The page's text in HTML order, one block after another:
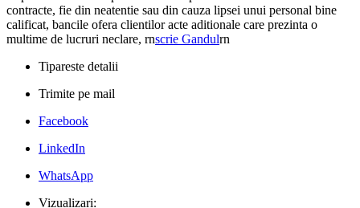
contracte, fie din neatentie sau din cauza lipsei unui personal bine
calificat, bancile ofera clientilor acte aditionale care prezinta o
multime de lucruri neclare, rnscrie Gandulrn
Tipareste detalii
Trimite pe mail
Facebook
LinkedIn
WhatsApp
Vizualizari: